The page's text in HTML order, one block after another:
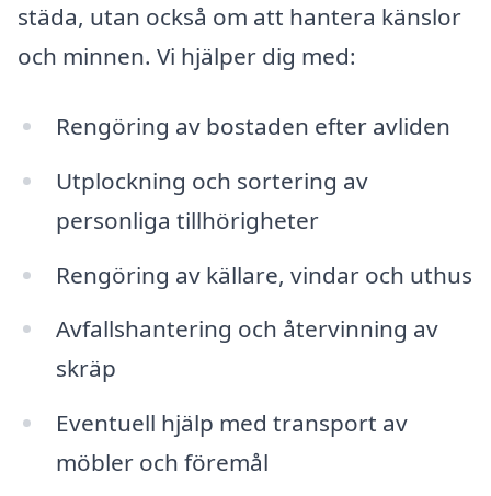
städa, utan också om att hantera känslor
och minnen. Vi hjälper dig med:
Rengöring av bostaden efter avliden
Utplockning och sortering av
personliga tillhörigheter
Rengöring av källare, vindar och uthus
Avfallshantering och återvinning av
skräp
Eventuell hjälp med transport av
möbler och föremål